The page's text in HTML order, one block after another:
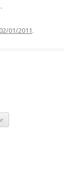
02/01/2011.